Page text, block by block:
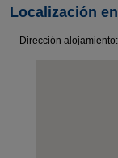
Localización
Dirección alojamiento: